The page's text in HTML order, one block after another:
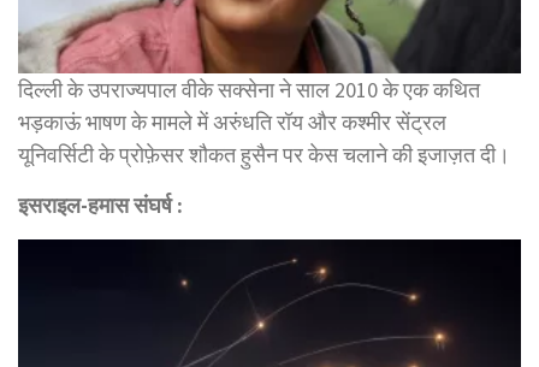
दिल्ली के उपराज्यपाल वीके सक्सेना ने साल 2010 के एक कथित
भड़काऊं भाषण के मामले में अरुंधति रॉय और कश्मीर सेंट्रल
यूनिवर्सिटी के प्रोफ़ेसर शौकत हुसैन पर केस चलाने की इजाज़त दी।
इसराइल-हमास संघर्ष :